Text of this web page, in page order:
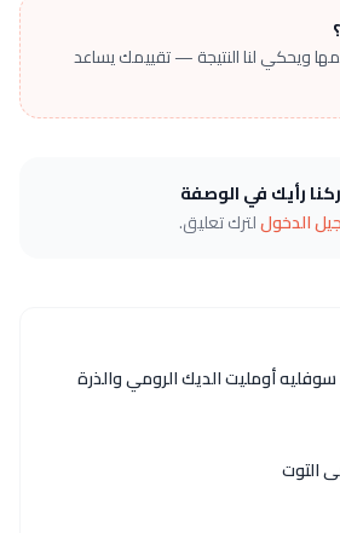
ويحكي لنا النتيجة — تقييمك يساعد
رأيك في الوصفة
الدخوللترك تعليق.
أومليت الديك الرومي والذرة
التوت